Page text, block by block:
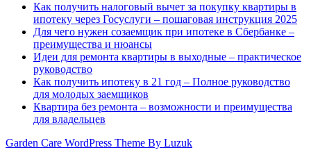
Как получить налоговый вычет за покупку квартиры в
ипотеку через Госуслуги – пошаговая инструкция 2025
Для чего нужен созаемщик при ипотеке в Сбербанке –
преимущества и нюансы
Идеи для ремонта квартиры в выходные – практическое
руководство
Как получить ипотеку в 21 год – Полное руководство
для молодых заемщиков
Квартира без ремонта – возможности и преимущества
для владельцев
Garden Care WordPress Theme By Luzuk